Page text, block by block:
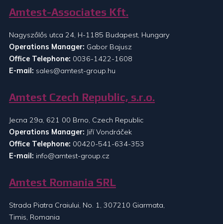
Amtest-Associates Kft.
Nagyszőlős utca 24, H-1185 Budapest, Hungary
Operations Manager: Gabor Bajusz
Office Telephone: 0036-1422-1608
E-mail: sales@amtest-group.hu
Amtest Czech Republic, s.r.o.
Jecna 29a, 621 00 Brno, Czech Republic
Operations Manager: Jiří Vondráček
Office Telephone: 00420-541-634-353
E-mail: info@amtest-group.cz
Amtest Romania SRL
Strada Piatra Craiului, No. 1, 307210 Giarmata,
Timis, Romania